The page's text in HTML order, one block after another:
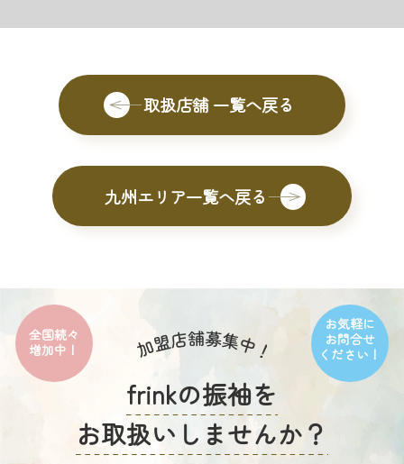
取扱店舗 一覧へ戻る
九州エリア一覧へ戻る
frinkの振袖を
お取扱いしませんか？
全国続々
増加中！
お気軽に
お問合せ
ください！